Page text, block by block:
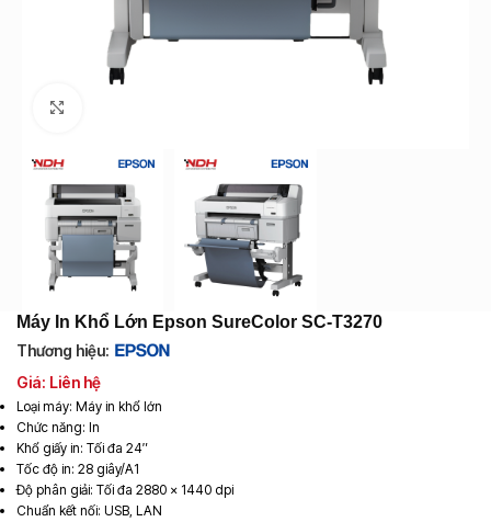
Máy In Khổ Lớn Epson SureColor SC-T3270
Thương hiệu:
Giá: Liên hệ
Loại máy: Máy in khổ lớn
Chức năng: In
Khổ giấy in: Tối đa 24″
Tốc độ in: 28 giây/A1
Độ phân giải: Tối đa 2880 x 1440 dpi
Chuẩn kết nối: USB, LAN